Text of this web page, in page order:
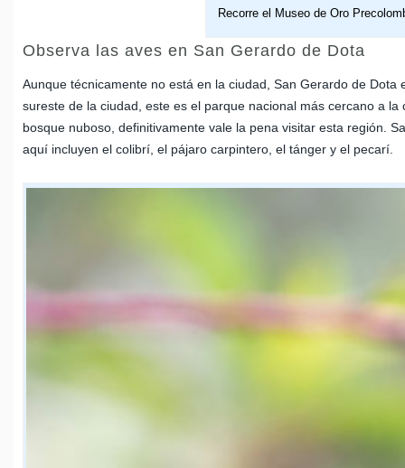
Recorre el Museo de Oro
Observa las aves en San Gerardo de Dota
Aunque técnicamente no está en la ciudad, San Gerardo de
sureste de la ciudad, este es el parque nacional más cercano a
bosque nuboso, definitivamente vale la pena visitar esta región.
aquí incluyen el colibrí, el pájaro carpintero, el tánger y el pecarí.